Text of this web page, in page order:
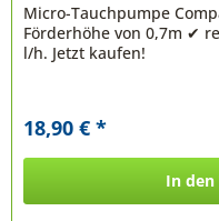
Micro-Tauchpumpe
Förderhöhe von 0,7m ✔
l/h. Jetzt kaufen!
18,90 € *
In den